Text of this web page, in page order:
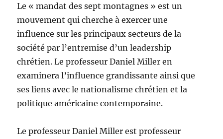
Le « mandat des sept montagnes » est un
mouvement qui cherche à exercer une
influence sur les principaux secteurs de la
société par l’entremise d’un leadership
chrétien. Le professeur Daniel Miller en
examinera l’influence grandissante ainsi que
ses liens avec le nationalisme chrétien et la
politique américaine contemporaine.
Le professeur Daniel Miller est professeur